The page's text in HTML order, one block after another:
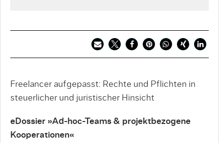
Freelancer aufgepasst: Rechte und Pflichten in
steuerlicher und juristischer Hinsicht
eDossier »Ad-hoc-Teams & projektbezogene
Kooperationen«